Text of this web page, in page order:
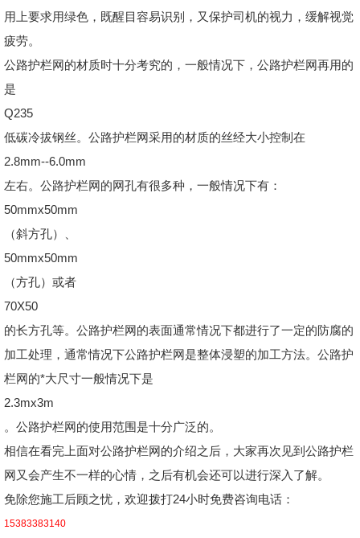
用上要求用绿色，既醒目容易识别，又保护司机的视力，缓解视觉
疲劳。
公路护栏网的材质时十分考究的，一般情况下，公路护栏网再用的
是
Q235
低碳冷拔钢丝。公路护栏网采用的材质的丝经大小控制在
2.8mm--6.0mm
左右。公路护栏网的网孔有很多种，一般情况下有：
50mmx50mm
（斜方孔）、
50mmx50mm
（方孔）或者
70X50
的长方孔等。公路护栏网的表面通常情况下都进行了一定的防腐的
加工处理，通常情况下公路护栏网是整体浸塑的加工方法。公路护
栏网的*大尺寸一般情况下是
2.3mx3m
。公路护栏网的使用范围是十分广泛的。
相信在看完上面对公路护栏网的介绍之后，大家再次见到公路护栏
网又会产生不一样的心情，之后有机会还可以进行深入了解。
免除您施工后顾之忧，欢迎拨打24小时免费咨询电话：
15383383140